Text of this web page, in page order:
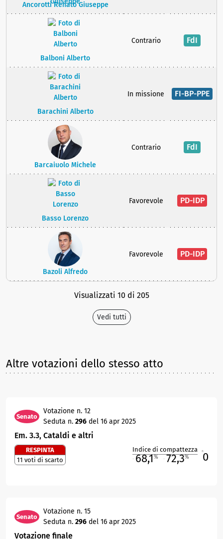
Ancorotti Renato Giuseppe
Balboni Alberto
Contrario FdI
Barachini Alberto
In missione FI-BP-PPE
Barcaiuolo Michele
Contrario FdI
Basso Lorenzo
Favorevole PD-IDP
Bazoli Alfredo
Favorevole PD-IDP
Visualizzati 10 di 205
Vedi tutti
Altre votazioni dello stesso atto
Senato
Votazione n. 12
Seduta n. 296 del 16 apr 2025
Em. 3.3, Cataldi e altri
RESPINTA
11 voti di scarto
Indice di compattezza
68,1% 72,3% 0
Senato
Votazione n. 15
Seduta n. 296 del 16 apr 2025
Votazione finale